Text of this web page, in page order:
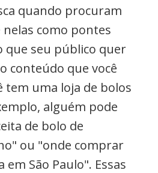
quando procuram
nelas como pontes
que seu público quer
conteúdo que você
tem uma loja de bolos
alguém pode
de bolo de
ou "onde comprar
São Paulo". Essas